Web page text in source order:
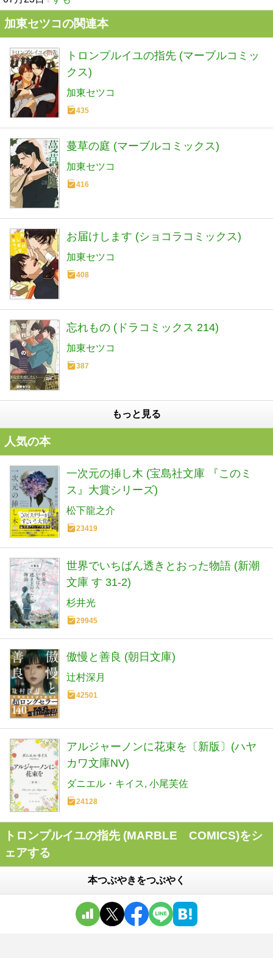
加東セツコの関連本
トロンプルイユの指先 (マーブルコミッ
クス)
加東セツコ
435
蔓草の庭 (マーブルコミックス)
加東セツコ
416
お届けします (ショコラコミックス)
加東セツコ
408
忘れもの (ドラコミックス 214)
加東セツコ
387
もっと見る
人気の本
一次元の挿し木 (宝島社文庫 『このミ
ス』大賞シリーズ)
松下龍之介
23419
世界でいちばん透きとおった物語 (新潮
文庫 す 31-2)
杉井光
29945
傲慢と善良 (朝日文庫)
辻村深月
42501
アルジャーノンに花束を〔新版〕(ハヤ
カワ文庫NV)
ダニエル・キイス 小尾芙佐
24128
トロンプルイユの指先 (MARBLE COMICS)をシ
ェアする
本つぶやきをつぶやく